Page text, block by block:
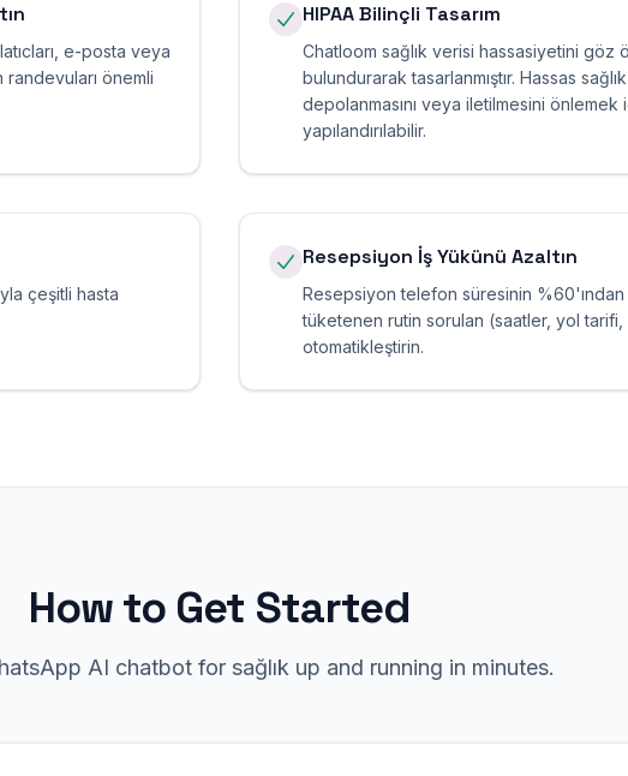
e-posta veya
randevuları önemli
HIPAA Bilinçli Tasarım
Chatloom sağlık verisi hassasiyetini göz
bulundurarak tasarlanmıştır. Hassas
depolanmasını veya iletilmesini önlemek
yapılandırılabilir.
çeşitli hasta
Resepsiyon İş Yükünü Azaltın
Resepsiyon telefon süresinin %60'ından
tüketenen rutin sorulan (saatler, yol tarifi,
otomatikleştirin.
How to Get Started
AI chatbot for sağlık up and running in minutes.